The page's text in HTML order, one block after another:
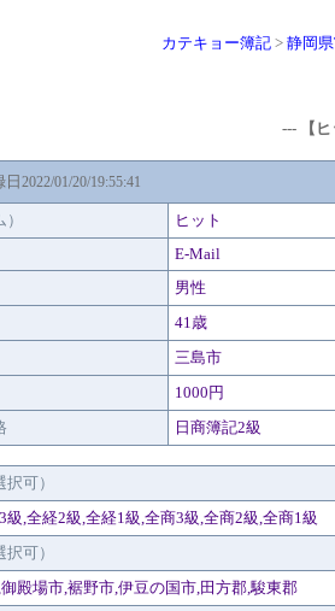
カテキョー簿記 > 静岡
--- 【
日 2022/01/20/19:55:41
ヒット
E-Mail
男性
41歳
三島市
1000円
日商簿記2級
可）
級,全経2級,全経1級,全商3級,全商2級,全商1級
可）
殿場市,裾野市,伊豆の国市,田方郡,駿東郡